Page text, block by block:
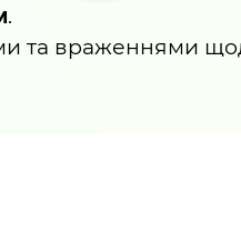
.
та враженнями